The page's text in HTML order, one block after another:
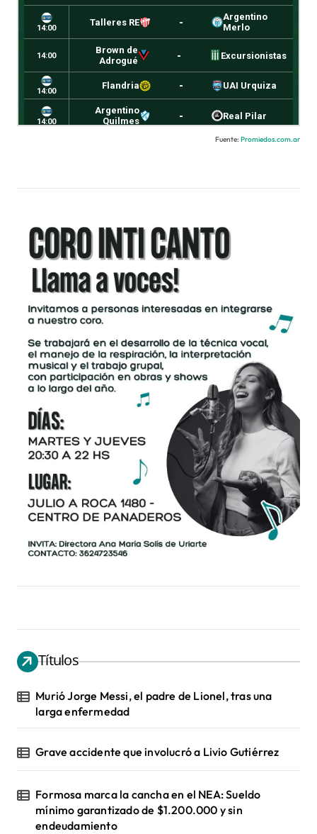
Fuente: Promiedos.com.ar
Títulos
Murió Jorge Messi, el padre de Lionel, tras una
larga enfermedad
Grave accidente que involucró a Livio Gutiérrez
Formosa marca la cancha en el NEA: Sueldo
mínimo garantizado de $1.200.000 y sin
endeudamiento